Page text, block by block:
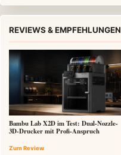
REVIEWS & EMPFEHLUNGEN
Bambu Lab X2D im Test: Dual-Nozzle-
3D-Drucker mit Profi-Anspruch
Zum Review